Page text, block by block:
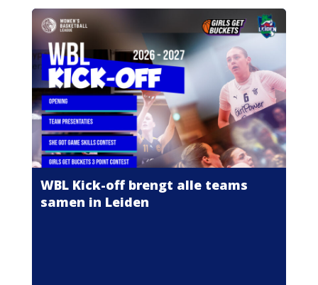
WBL Kick-off brengt alle teams
samen in Leiden